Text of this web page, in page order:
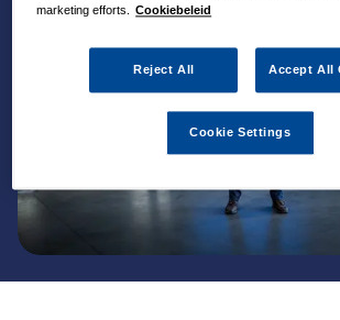
marketing efforts.
Cookiebeleid
Reject All Accept All
Cookie Settings